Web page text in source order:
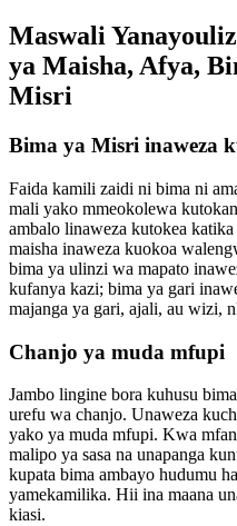
Maswali
ya Maisha, Afya,
Misri
Bima ya Misri inaweza
Faida kamili zaidi ni bima ni
mali yako mmeokolewa
ambalo linaweza kutokea
maisha inaweza kuokoa
bima ya ulinzi wa mapato
kufanya kazi; bima ya gari
majanga ya gari, ajali, au wizi,
Chanjo ya muda mfupi
Jambo lingine bora kuhusu
urefu wa chanjo. Unaweza
yako ya muda mfupi. Kwa
malipo ya sasa na unapanga
kupata bima ambayo hudumu
yamekamilika. Hii ina maana
kiasi.